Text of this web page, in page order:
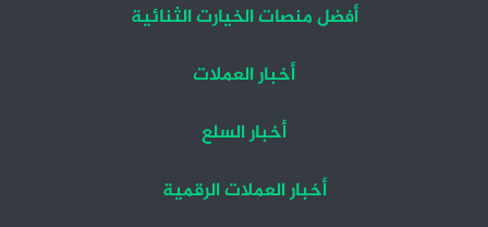
أفضل منصات الخيارت الثنائية
أخبار العملات
أخبار السلع
أخبار العملات الرقمية